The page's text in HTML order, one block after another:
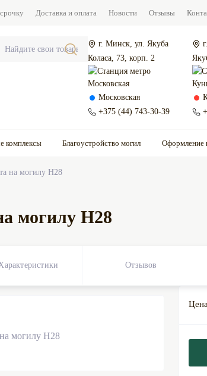
Доставка и оплата Новости Отзывы
г. Минск, ул. Якуба
Коласа, 73, корп. 2
Московская
+375 (44) 743-30-39
комплексы Благоустройство могил Оформление
на могилу Н28
могилу Н28
Отзывов